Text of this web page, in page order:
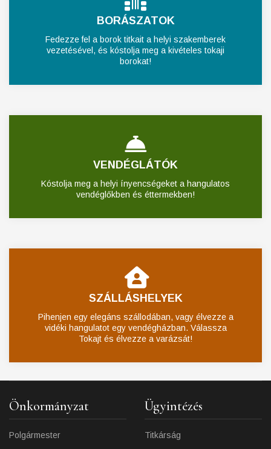
BORÁSZATOK
Fedezze fel a borok titkait a helyi szakemberek
vezetésével, és kóstolja meg a kivételes tokaji
borokat!
VENDÉGLÁTÓK
Kóstolja meg a helyi ínyencségeket a hangulatos
vendéglőkben és éttermekben!
SZÁLLÁSHELYEK
Pihenjen egy elegáns szállodában, vagy élvezze a
vidéki hangulatot egy vendégházban. Válassza
Tokajt és élvezze a varázsát!
Önkormányzat
Polgármester
Ügyintézés
Titkárság